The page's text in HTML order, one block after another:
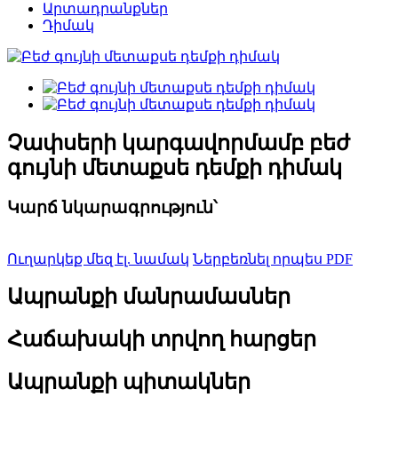
Արտադրանքներ
Դիմակ
Չափսերի կարգավորմամբ բեժ
գույնի մետաքսե դեմքի դիմակ
Կարճ նկարագրություն՝
Ուղարկեք մեզ էլ. նամակ Ներբեռնել որպես PDF
Ապրանքի մանրամասներ
Հաճախակի տրվող հարցեր
Ապրանքի պիտակներ